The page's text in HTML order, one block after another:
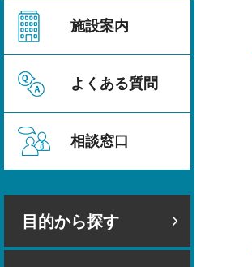
施設案内
よくある質問
相談窓口
目的から探す